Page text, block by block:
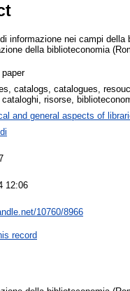
informazione nei campi
della biblioteconomia
catalogs, catalogues,
cataloghi, risorse,
and general aspects of
12:06
10760/8966
record